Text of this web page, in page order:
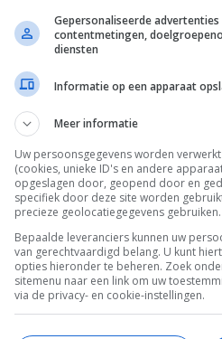
Bekijk ook onzevideo-impressie
features en functies van
review
QE55Q7FN QE75Q7FN
te koop.
en achtergronden.
Gepersonaliseerde
contentmetingen,
diensten
Informatie op een apparaat
Meer informatie
Uw persoonsgegevens worden
(cookies, unieke ID's en andere
opgeslagen door, geopend door en
specifiek door deze site worden
precieze geolocatiegegevens gebruiken.
Bepaalde leveranciers kunnen uw
van gerechtvaardigd belang. U kunt
opties hieronder te beheren. Zoek
sitemenu naar een link om uw
via de privacy- en cookie-instellingen.